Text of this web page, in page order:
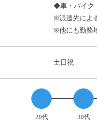
◆車・バイク
※派遣先によ
※他にも勤務
土日祝
20代 30代